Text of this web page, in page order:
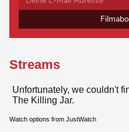
Streams
Watch options from JustWatch